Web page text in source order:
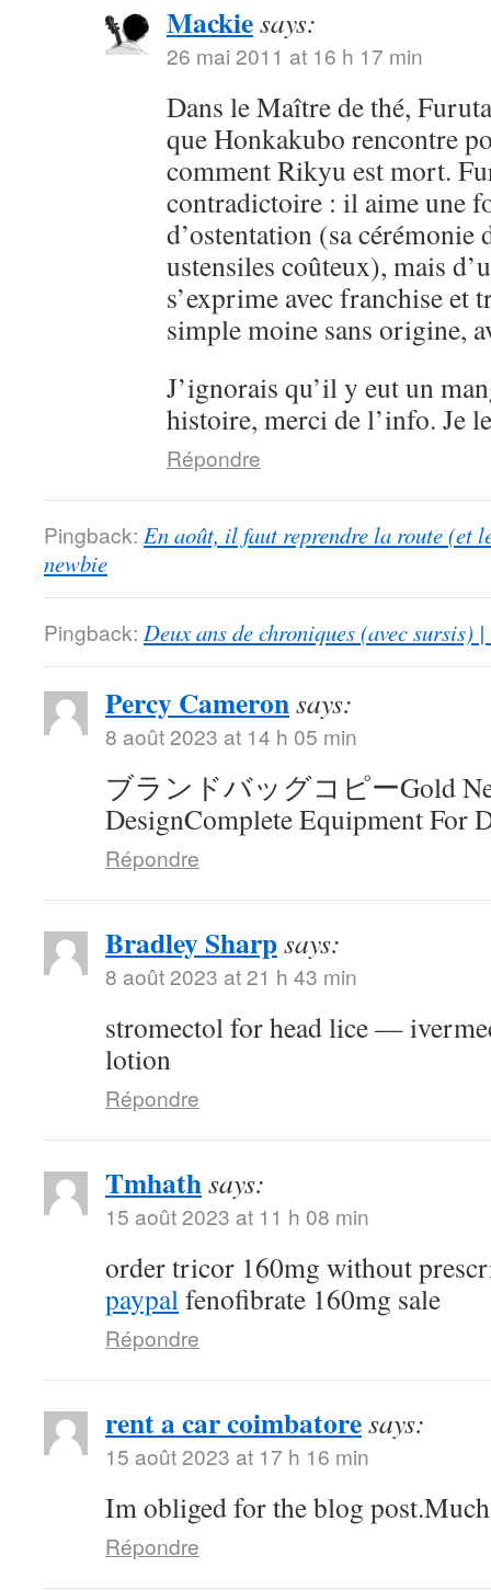
Mackiesays:
26 mai 2011 at 16 h 17 min
Dans le Maître de thé,
que Honkakubo rencontre
comment Rikyu est mort.
contradictoire : il aime une
d’ostentation (sa cérémonie
ustensiles coûteux), mais
s’exprime avec franchise et
simple moine sans origine,
J’ignorais qu’il y eut un
histoire, merci de l’info. Je
Répondre
Pingback: En août, il faut reprendre la route (et
newbie
Pingback: Deux ans de chroniques (avec sursis)
Percy Cameronsays:
8 août 2023 at 14 h 05 min
ブランドバッグコピーGold
DesignComplete Equipment For
Répondre
Bradley Sharpsays:
8 août 2023 at 21 h 43 min
stromectol for head lice —
lotion
Répondre
Tmhathsays:
15 août 2023 at 11 h 08 min
order tricor 160mg without
paypalfenofibrate 160mg sale
Répondre
rent a car coimbatoresays:
15 août 2023 at 17 h 16 min
Im obliged for the blog
Répondre